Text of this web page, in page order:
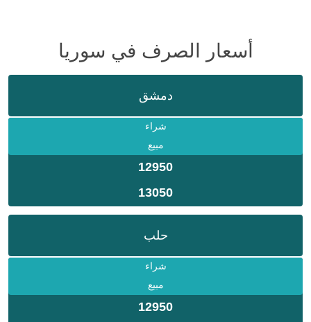
أسعار الصرف في سوريا
دمشق
شراء
مبيع
12950
13050
حلب
شراء
مبيع
12950